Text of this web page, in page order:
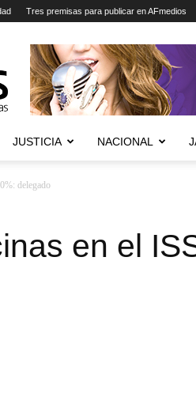
Tres premisas para publicar en AFmedios
JUSTICIA NACIONAL
delegado
en el